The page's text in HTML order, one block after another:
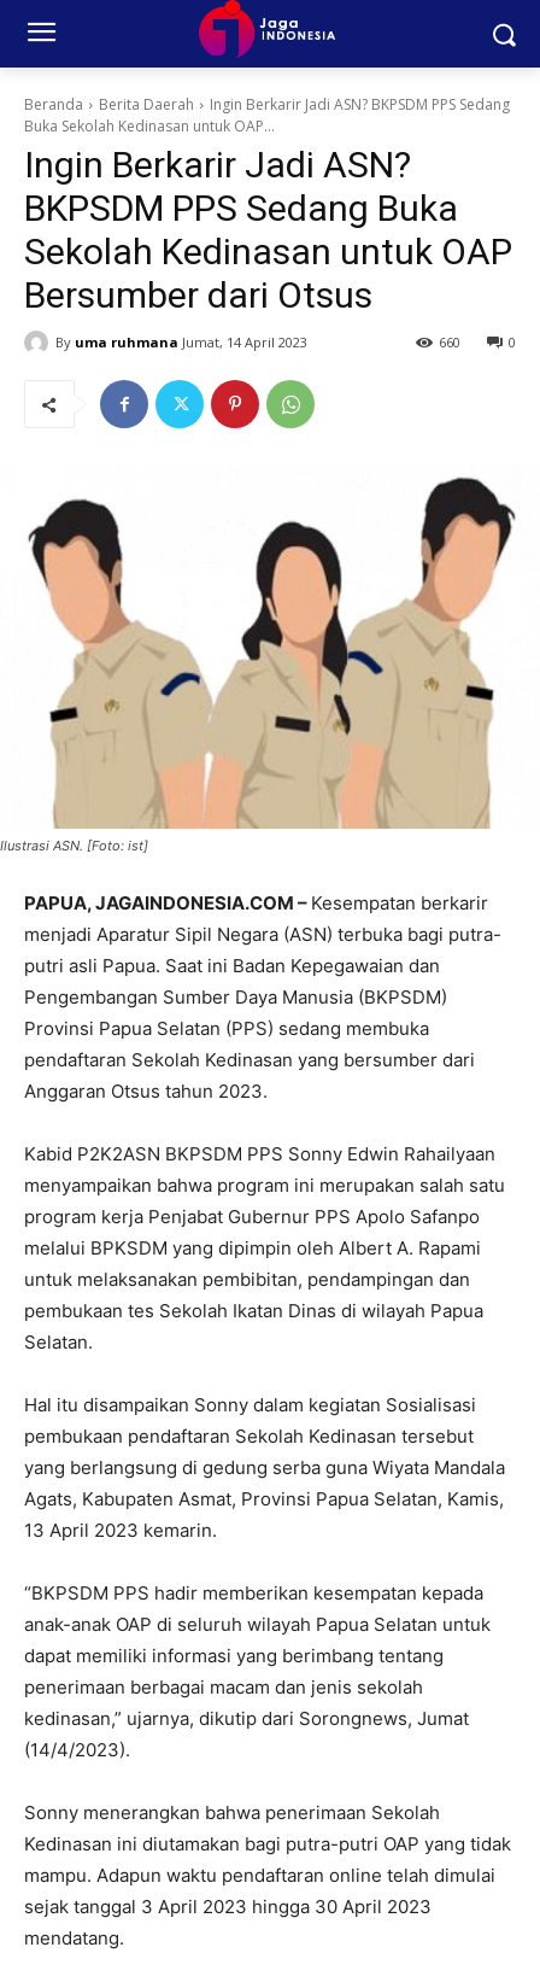
Beranda Berita Daerah
Ingin Berkarir Jadi ASN? BKPSDM PPS Sedang
Buka Sekolah Kedinasan untuk OAP...
Ingin Berkarir Jadi ASN?
BKPSDM PPS Sedang Buka
Sekolah Kedinasan untuk OAP
Bersumber dari Otsus
By uma ruhmana Jumat, 14 April 2023 0
660
Ilustrasi ASN. [Foto: ist]
PAPUA, JAGAINDONESIA.COM – Kesempatan berkarir
menjadi Aparatur Sipil Negara (ASN) terbuka bagi putra-
putri asli Papua. Saat ini Badan Kepegawaian dan
Pengembangan Sumber Daya Manusia (BKPSDM)
Provinsi Papua Selatan (PPS) sedang membuka
pendaftaran Sekolah Kedinasan yang bersumber dari
Anggaran Otsus tahun 2023.
Kabid P2K2ASN BKPSDM PPS Sonny Edwin Rahailyaan
menyampaikan bahwa program ini merupakan salah satu
program kerja Penjabat Gubernur PPS Apolo Safanpo
melalui BPKSDM yang dipimpin oleh Albert A. Rapami
untuk melaksanakan pembibitan, pendampingan dan
pembukaan tes Sekolah Ikatan Dinas di wilayah Papua
Selatan.
Hal itu disampaikan Sonny dalam kegiatan Sosialisasi
pembukaan pendaftaran Sekolah Kedinasan tersebut
yang berlangsung di gedung serba guna Wiyata Mandala
Agats, Kabupaten Asmat, Provinsi Papua Selatan, Kamis,
13 April 2023 kemarin.
“BKPSDM PPS hadir memberikan kesempatan kepada
anak-anak OAP di seluruh wilayah Papua Selatan untuk
dapat memiliki informasi yang berimbang tentang
penerimaan berbagai macam dan jenis sekolah
kedinasan,” ujarnya, dikutip dari Sorongnews, Jumat
(14/4/2023).
Sonny menerangkan bahwa penerimaan Sekolah
Kedinasan ini diutamakan bagi putra-putri OAP yang tidak
mampu. Adapun waktu pendaftaran online telah dimulai
sejak tanggal 3 April 2023 hingga 30 April 2023
mendatang.